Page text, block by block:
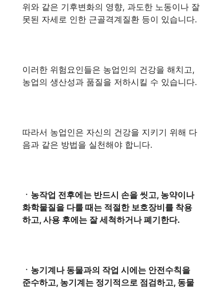
위와 같은 기후변화의 영향, 과도한 노동이나 잘
못된 자세로 인한 근골격계질환 등이 있습니다.
이러한 위험요인들은 농업인의 건강을 해치고,
농업의 생산성과 품질을 저하시킬 수 있습니다.
따라서 농업인은 자신의 건강을 지키기 위해 다
음과 같은 방법을 실천해야 합니다.
ㆍ농작업 전후에는 반드시 손을 씻고, 농약이나
화학물질을 다룰 때는 적절한 보호장비를 착용
하고, 사용 후에는 잘 세척하거나 폐기한다.
ㆍ농기계나 동물과의 작업 시에는 안전수칙을
준수하고, 농기계는 정기적으로 점검하고, 동물